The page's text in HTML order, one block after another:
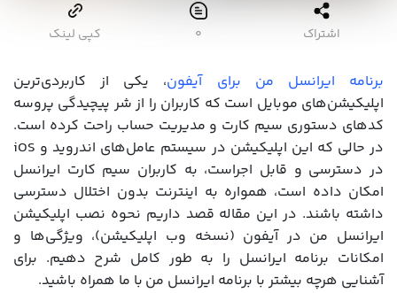
اشتراک ۰ کپی لینک
برنامه ایرانسل من برای آیفون، یکی از کاربردی‌ترین
اپلیکیشن‌های موبایل است که کاربران را از شر پیچیدگی پروسه
کدهای دستوری سیم کارت و مدیریت حساب راحت کرده است.
در حالی که این اپلیکیشن در سیستم عامل‌های اندروید و iOS
در دسترسی و قابل اجراست،‌ به کاربران سیم کارت ایرانسل
امکان داده است، همواره به اینترنت بدون اختلال دسترسی
داشته باشند. در این مقاله قصد داریم نحوه نصب اپلیکیشن
ایرانسل من در آیفون (نسخه وب اپلیکیشن)، ویژگی‌ها و
امکانات برنامه ایرانسل را به طور کامل شرح دهیم. برای
آشنایی هرچه بیشتر با برنامه ایرانسل من با ما همراه باشید.